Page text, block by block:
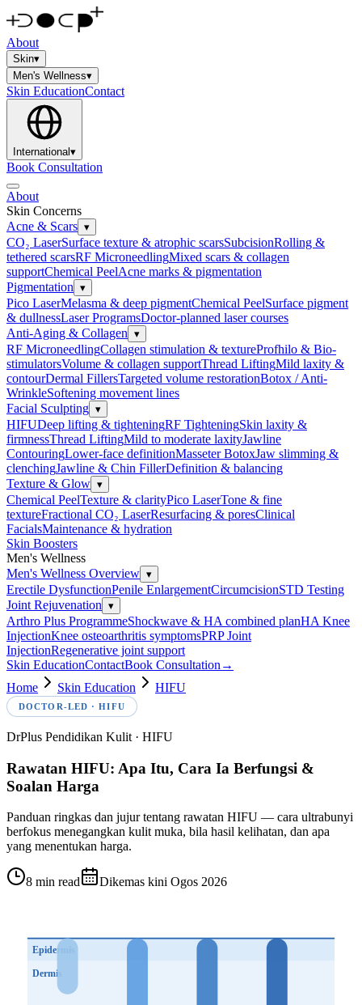
About
Skin▾
Men's Wellness▾
Skin EducationContact
International▾
Book Consultation
About
Skin Concerns
Acne & Scars ▾
CO₂ LaserSurface texture & atrophic scarsSubcisionRolling &
tethered scarsRF MicroneedlingMixed scars & collagen
supportChemical PeelAcne marks & pigmentation
Pigmentation ▾
Pico LaserMelasma & deep pigmentChemical PeelSurface pigment
& dullnessLaser ProgramsDoctor-planned laser courses
Anti-Aging & Collagen ▾
RF MicroneedlingCollagen stimulation & textureProfhilo & Bio-
stimulatorsVolume & collagen supportThread LiftingMild laxity &
contourDermal FillersTargeted volume restorationBotox / Anti-
WrinkleSoftening movement lines
Facial Sculpting ▾
HIFUDeep lifting & tighteningRF TighteningSkin laxity &
firmnessThread LiftingMild to moderate laxityJawline
ContouringLower-face definitionMasseter BotoxJaw slimming &
clenchingJawline & Chin FillerDefinition & balancing
Texture & Glow ▾
Chemical PeelTexture & clarityPico LaserTone & fine
textureFractional CO₂ LaserResurfacing & poresClinical
FacialsMaintenance & hydration
Skin Boosters
Men's Wellness
Men's Wellness Overview ▾
Erectile DysfunctionPenile EnlargementCircumcisionSTD Testing
Joint Rejuvenation ▾
Arthro Plus ProgrammeShockwave & HA combined planHA Knee
InjectionKnee osteoarthritis symptomsPRP Joint
InjectionRegenerative joint support
Skin EducationContactBook Consultation →
Home
Skin Education HIFU
DOCTOR-LED ·HIFU
DrPlus Pendidikan Kulit · HIFU
Rawatan HIFU: Apa Itu, Cara Ia Berfungsi &
Soalan Harga
Panduan ringkas dan jujur tentang rawatan HIFU — cara ultrabunyi
berfokus menegangkan kulit muka, bila hasil kelihatan, dan apa
yang menentukan harga.
8 min read Dikemas kini Ogos 2026
Epidermis
Dermis